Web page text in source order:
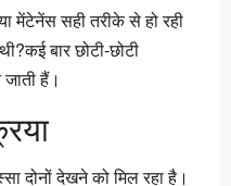
मेंटेनेंस सही तरीके से हो रही
बार छोटी-छोटी
हैं।
दोनों देखने को मिल रहा है।